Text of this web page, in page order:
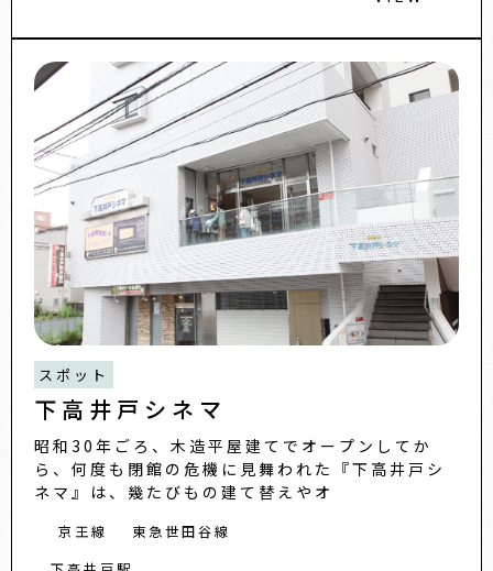
スポット
下高井戸シネマ
昭和30年ごろ、木造平屋建てでオープンしてか
ら、何度も閉館の危機に見舞われた『下高井戸シ
ネマ』は、幾たびもの建て替えやオ
京王線
東急世田谷線